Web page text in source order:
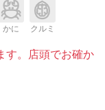
かに クルミ
す。店頭でお確か